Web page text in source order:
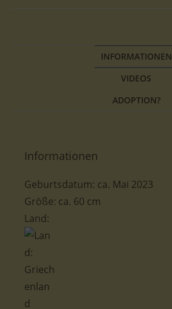
INFORMATIONEN
VIDEOS
ADOPTION?
Informationen
Geburtsdatum: ca. Mai 2023
Größe: ca. 60 cm
Land: